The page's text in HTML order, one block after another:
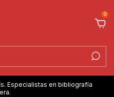
0
Especialistas en bibliografía